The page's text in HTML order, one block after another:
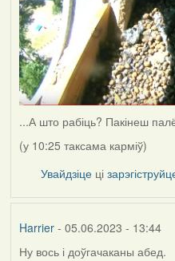
...А што рабіць? Пакінеш
(у 10:25 таксама карміў)
Увайдзіце ці
Harrier- 05.06.2023 - 13:44
Ну вось і доўгачаканы абед.